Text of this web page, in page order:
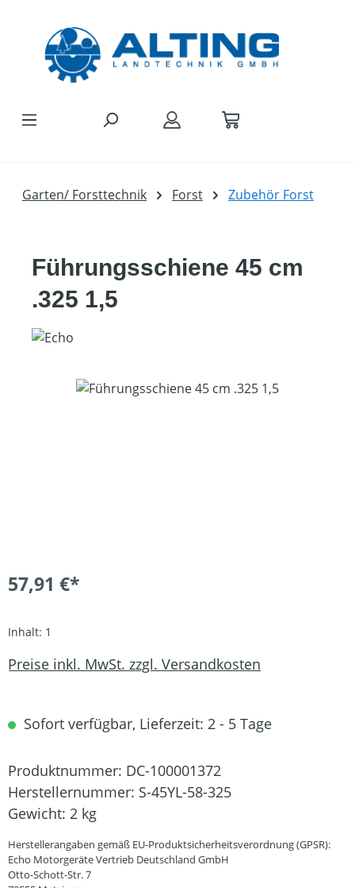
Garten/ Forsttechnik Forst Zubehör Forst
Führungsschiene 45 cm
.325 1,5
Bildergalerie überspringen
57,91 €*
Inhalt: 1
Preise inkl. MwSt. zzgl. Versandkosten
Sofort verfügbar, Lieferzeit: 2 - 5 Tage
Produktnummer: DC-100001372
Herstellernummer: S-45YL-58-325
Gewicht: 2 kg
Herstellerangaben gemäß EU-Produktsicherheitsverordnung (GPSR):
Echo Motorgeräte Vertrieb Deutschland GmbH
Otto-Schott-Str. 7